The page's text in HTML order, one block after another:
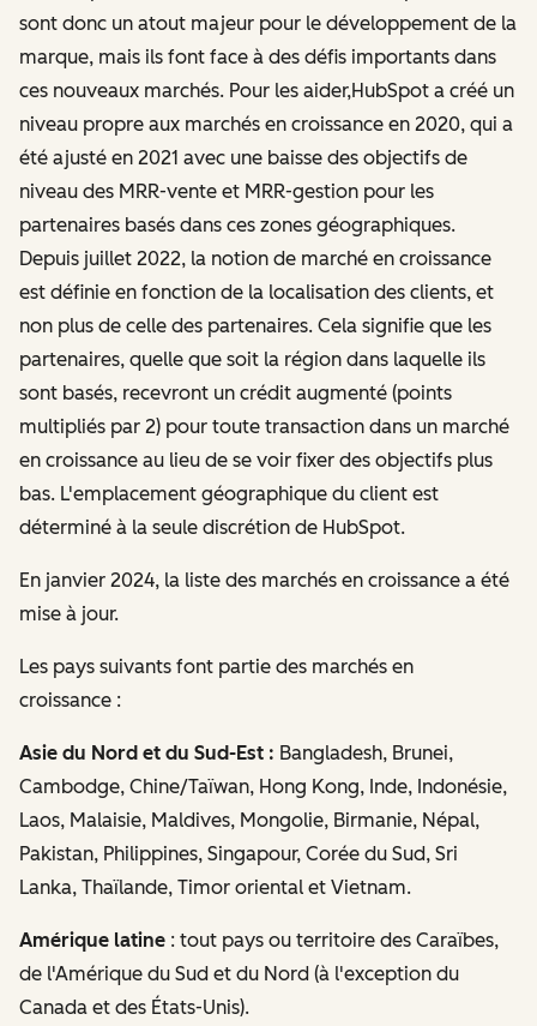
sont donc un atout majeur pour le développement de la
marque, mais ils font face à des défis importants dans
ces nouveaux marchés. Pour les aider,HubSpot a créé un
niveau propre aux marchés en croissance en 2020, qui a
été ajusté en 2021 avec une baisse des objectifs de
niveau des MRR-vente et MRR-gestion pour les
partenaires basés dans ces zones géographiques.
Depuis juillet 2022, la notion de marché en croissance
est définie en fonction de la localisation des clients, et
non plus de celle des partenaires. Cela signifie que les
partenaires, quelle que soit la région dans laquelle ils
sont basés, recevront un crédit augmenté (points
multipliés par 2) pour toute transaction dans un marché
en croissance au lieu de se voir fixer des objectifs plus
bas. L'emplacement géographique du client est
déterminé à la seule discrétion de HubSpot.
En janvier 2024, la liste des marchés en croissance a été
mise à jour.
Les pays suivants font partie des marchés en
croissance :
Asie du Nord et du Sud-Est : Bangladesh, Brunei,
Cambodge, Chine/Taïwan, Hong Kong, Inde, Indonésie,
Laos, Malaisie, Maldives, Mongolie, Birmanie, Népal,
Pakistan, Philippines, Singapour, Corée du Sud, Sri
Lanka, Thaïlande, Timor oriental et Vietnam.
Amérique latine : tout pays ou territoire des Caraïbes,
de l'Amérique du Sud et du Nord (à l'exception du
Canada et des États-Unis).